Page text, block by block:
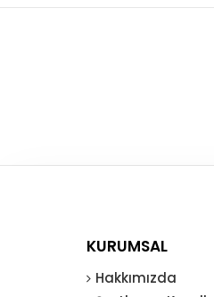
KURUMSAL
Hakkımızda